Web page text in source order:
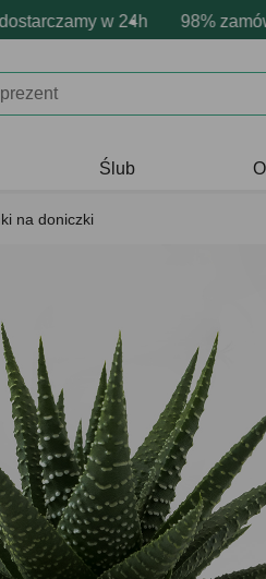
w 24h 98%
i darmowa
Prezentujemy pozytywne
Ślub
na doniczki